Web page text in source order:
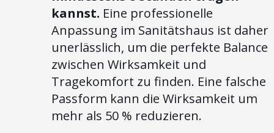
kannst. Eine professionelle
Anpassung im Sanitätshaus ist daher
unerlässlich, um die perfekte Balance
zwischen Wirksamkeit und
Tragekomfort zu finden. Eine falsche
Passform kann die Wirksamkeit um
mehr als 50 % reduzieren.